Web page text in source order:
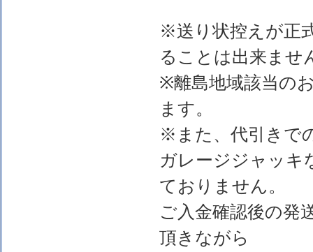
※送り状控えが正
ることは出来ませ
※離島地域該当の
ます。
※また、代引きで
ガレージジャッキ
ておりません。
ご入金確認後の発
頂きながら